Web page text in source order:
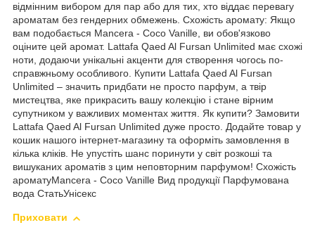
відмінним вибором для пар або для тих, хто віддає перевагу
ароматам без гендерних обмежень. Схожість аромату: Якщо
вам подобається Mancera - Coco Vanille, ви обов'язково
оціните цей аромат. Lattafa Qaed Al Fursan Unlimited має схожі
ноти, додаючи унікальні акценти для створення чогось по-
справжньому особливого. Купити Lattafa Qaed Al Fursan
Unlimited – значить придбати не просто парфум, а твір
мистецтва, яке прикрасить вашу колекцію і стане вірним
супутником у важливих моментах життя. Як купити? Замовити
Lattafa Qaed Al Fursan Unlimited дуже просто. Додайте товар у
кошик нашого інтернет-магазину та оформіть замовлення в
кілька кліків. Не упустіть шанс поринути у світ розкоші та
вишуканих ароматів з цим неповторним парфумом! Схожість
ароматуMancera - Coco Vanille Вид продукції Парфумована
вода СтатьУнісекс
Приховати